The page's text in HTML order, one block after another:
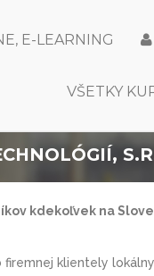
E-LEARNING
VŠETKY
kdekoľvek na
klientely